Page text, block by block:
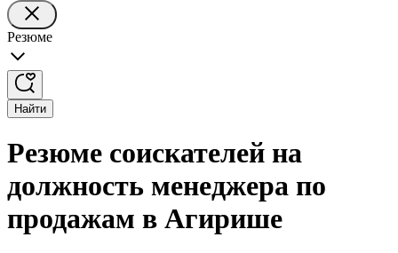
Резюме
Найти
Резюме соискателей на
должность менеджера по
продажам в Агирише